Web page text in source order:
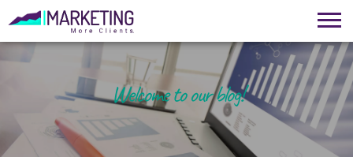
!Welcome to our blog